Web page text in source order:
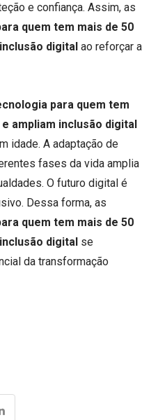
e confiança. Assim, as
quem tem mais de 50
digital ao reforçar a
para quem tem
ampliam inclusão digital
idade. A adaptação de
fases da vida amplia
O futuro digital é
Dessa forma, as
quem tem mais de 50
digital se
da transformação